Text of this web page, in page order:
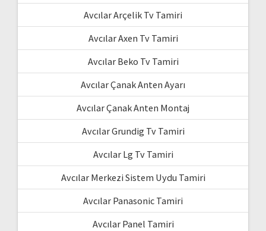
Avcılar Arçelik Tv Tamiri
Avcılar Axen Tv Tamiri
Avcılar Beko Tv Tamiri
Avcılar Çanak Anten Ayarı
Avcılar Çanak Anten Montaj
Avcılar Grundig Tv Tamiri
Avcılar Lg Tv Tamiri
Avcılar Merkezi Sistem Uydu Tamiri
Avcılar Panasonic Tamiri
Avcılar Panel Tamiri